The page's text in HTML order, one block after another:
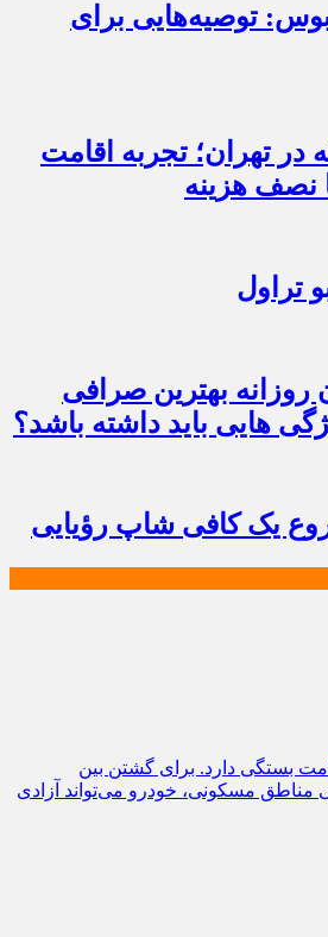
توصیه‌هایی برای
در تهران؛ تجربه اقامت
نصف هزینه
تراول
روزانه بهترین صرافی
هایی باید داشته باشد؟
یک کافی شاپ رؤیایی
بستگی دارد. برای گشتن بین
مسکونی، خودرو می‌تواند آزادی